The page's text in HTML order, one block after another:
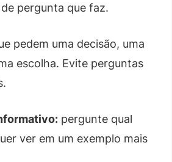
pergunta que faz.
pedem uma decisão, uma
escolha. Evite perguntas
pergunte qual
ver em um exemplo mais